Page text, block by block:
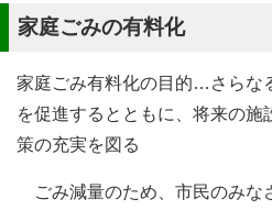
家庭ごみの有料化
家庭ごみ有料化の目的…さらな
を促進するとともに、将来の
策の充実を図る
ごみ減量のため、市民のみな